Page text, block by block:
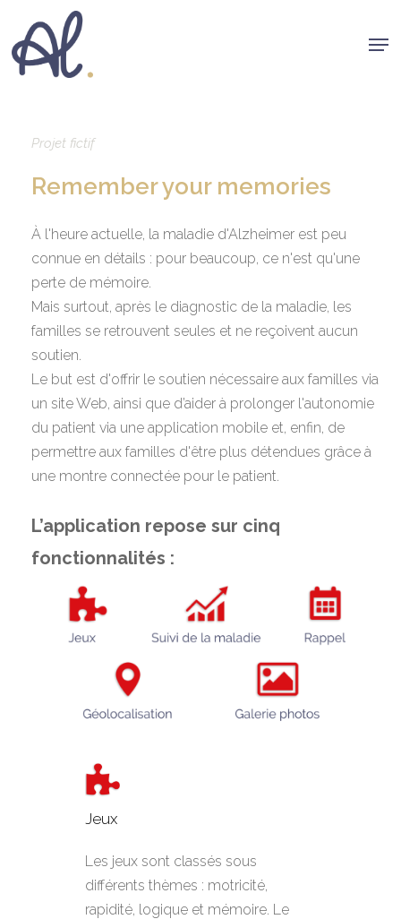
to
main
Projet fictif
Remember your memories
À l'heure actuelle, la maladie d'Alzheimer est peu
connue en détails : pour beaucoup, ce n'est qu'une
perte de mémoire.
Mais surtout, après le diagnostic de la maladie, les
familles se retrouvent seules et ne reçoivent aucun
soutien.
Le but est d'offrir le soutien nécessaire aux familles via
un site Web, ainsi que d’aider à prolonger l'autonomie
du patient via une application mobile et, enfin, de
permettre aux familles d'être plus détendues grâce à
une montre connectée pour le patient.
L’application repose sur cinq
fonctionnalités :
Jeux
Les jeux sont classés sous
différents thèmes : motricité,
rapidité, logique et mémoire. Le